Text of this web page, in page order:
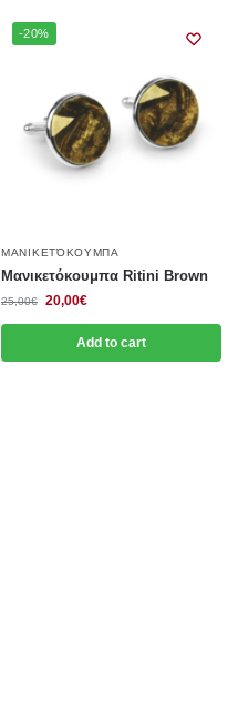
-20%
ΜΑΝΙΚΕΤΌΚΟΥΜΠΑ
Μανικετόκουμπα Ritini Brown
25,00€ 20,00€
Add to cart